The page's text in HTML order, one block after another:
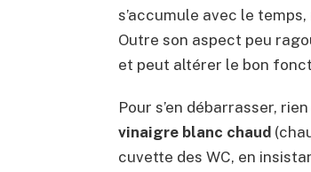
s’accumule avec le
Outre son aspect peu
et peut altérer le bon
Pour s’en débarrasser,
vinaigre blanc chaud
cuvette des WC, en